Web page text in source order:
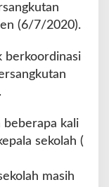
(6/7/2020).
berkoordinasi
beberapa kali
sekolah (
masih